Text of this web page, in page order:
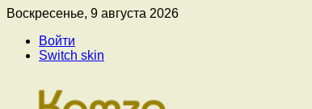
Воскресенье, 9 августа 2026
Войти
Switch skin